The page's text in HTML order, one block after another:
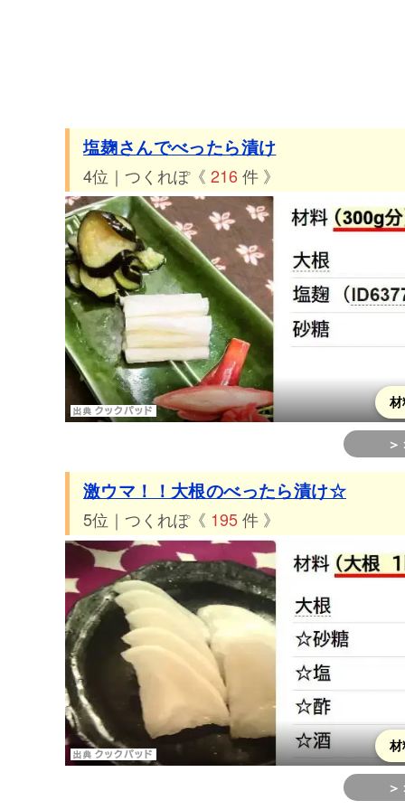
塩麹さんでべったら漬け
4位｜つくれぽ《 216件 》
材
激ウマ！！大根のべったら漬け☆
5位｜つくれぽ《 195件 》
材